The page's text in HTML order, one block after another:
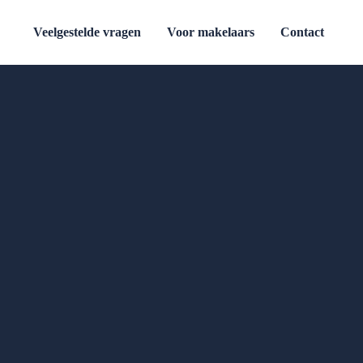
Veelgestelde vragen Voor makelaars Contact